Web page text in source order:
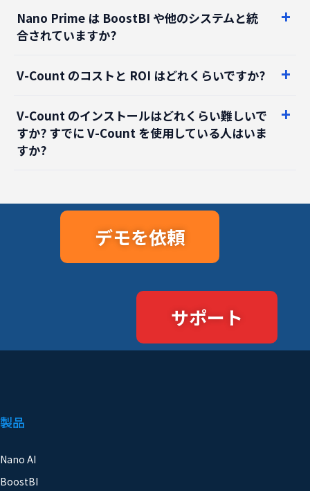
Nano Prime は BoostBI や他のシステムと統
合されていますか?
V-Count のコストと ROI はどれくらいですか?
V-Count のインストールはどれくらい難しいで
すか? すでに V-Count を使用している人はいま
すか?
デモを依頼
サポート
製品
Nano AI
BoostBI